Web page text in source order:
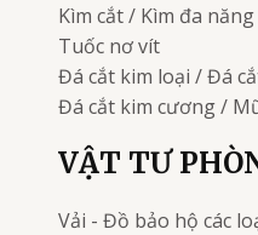
Kìm cắt / Kìm đa
Tuốc nơ vít
Đá cắt kim loại / Đá
Đá cắt kim cương /
VẬT TƯ
Vải - Đồ bảo hộ các